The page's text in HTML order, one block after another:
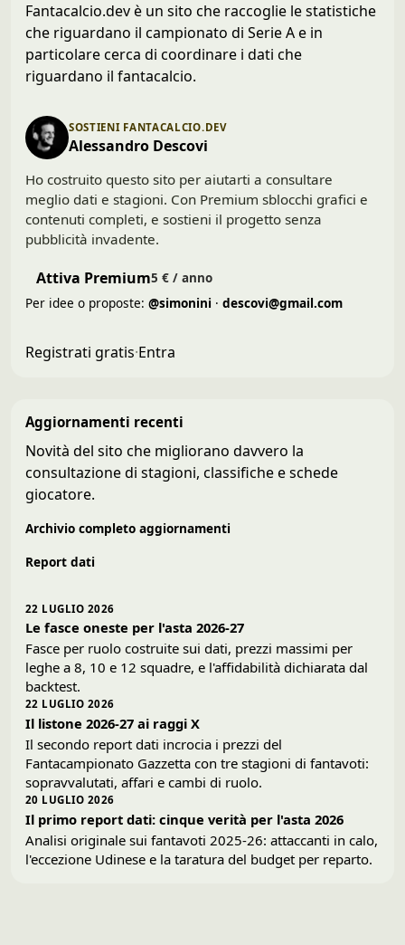
Fantacalcio.dev è un sito che raccoglie le statistiche
che riguardano il campionato di Serie A e in
particolare cerca di coordinare i dati che
riguardano il fantacalcio.
SOSTIENI FANTACALCIO.DEV
Alessandro Descovi
Ho costruito questo sito per aiutarti a consultare
meglio dati e stagioni. Con Premium sblocchi grafici e
contenuti completi, e sostieni il progetto senza
pubblicità invadente.
Attiva Premium5 € / anno
Per idee o proposte: @simonini · descovi@gmail.com
Registrati gratis·Entra
Aggiornamenti recenti
Novità del sito che migliorano davvero la
consultazione di stagioni, classifiche e schede
giocatore.
Archivio completo aggiornamenti
Report dati
22 LUGLIO 2026
Le fasce oneste per l'asta 2026-27
Fasce per ruolo costruite sui dati, prezzi massimi per
leghe a 8, 10 e 12 squadre, e l'affidabilità dichiarata dal
backtest.
22 LUGLIO 2026
Il listone 2026-27 ai raggi X
Il secondo report dati incrocia i prezzi del
Fantacampionato Gazzetta con tre stagioni di fantavoti:
sopravvalutati, affari e cambi di ruolo.
20 LUGLIO 2026
Il primo report dati: cinque verità per l'asta 2026
Analisi originale sui fantavoti 2025-26: attaccanti in calo,
l'eccezione Udinese e la taratura del budget per reparto.